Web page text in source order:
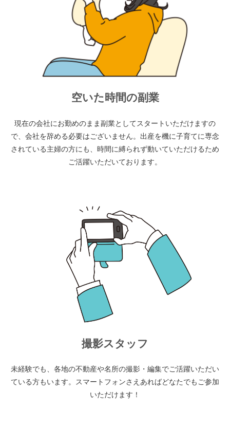
空いた時間の副業
現在の会社にお勤めのまま副業としてスタートいただけますの
で、会社を辞める必要はございません。出産を機に子育てに専念
されている主婦の方にも、時間に縛られず動いていただけるため
ご活躍いただいております。
撮影スタッフ
未経験でも、各地の不動産や名所の撮影・編集でご活躍いただい
ている方もいます。スマートフォンさえあればどなたでもご参加
いただけます！